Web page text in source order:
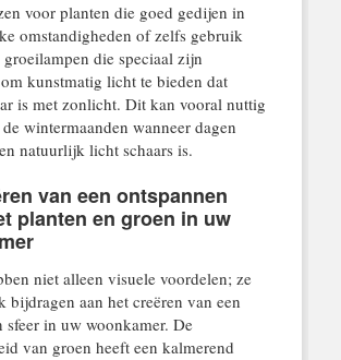
voor planten die goed gedijen in
omstandigheden of zelfs gebruik
die speciaal zijn
kunstmatig licht te bieden dat
is met zonlicht. Dit kan vooral nuttig
wintermaanden wanneer dagen
natuurlijk licht schaars is.
van een ontspannen
planten en groen in uw
niet alleen visuele voordelen; ze
bijdragen aan het creëren van een
sfeer in uw woonkamer. De
van groen heeft een kalmerend